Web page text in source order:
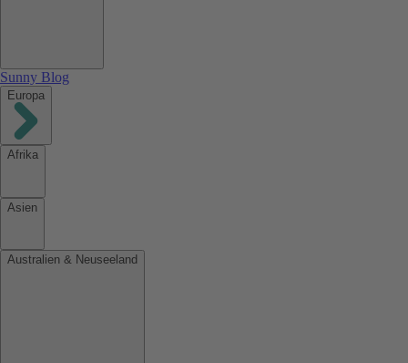
Sunny Blog
Europa
Afrika
Asien
Australien & Neuseeland